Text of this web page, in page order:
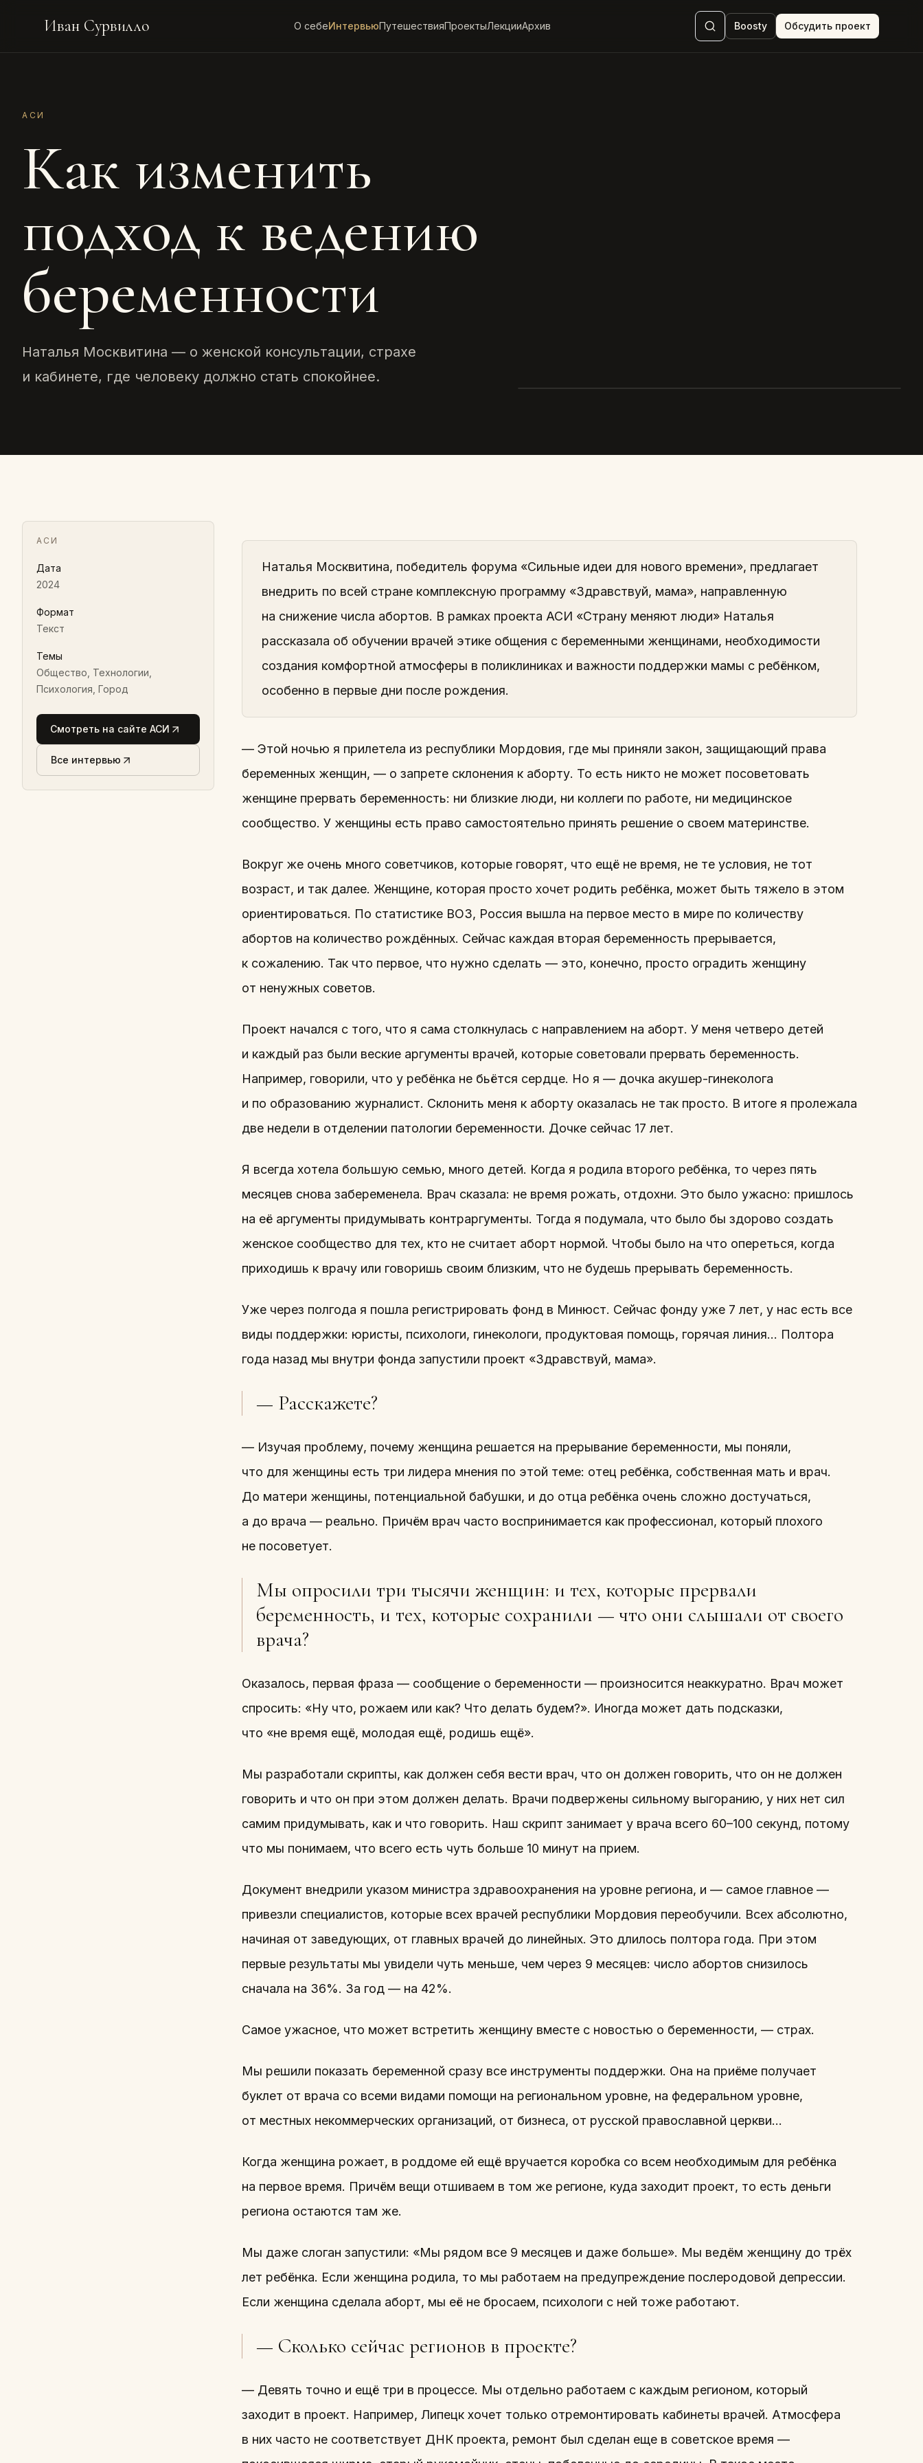
Иван Сурвилло О себеИнтервьюПутешествияПроектыЛекцииАрхив Boosty Обсудить проект
АСИ
Как изменить
подход к ведению
беременности
Наталья Москвитина — о женской консультации, страхе
и кабинете, где человеку должно стать спокойнее.
беременности
АСИ
Дата
2024
Формат
Текст
Темы
Общество, Технологии,
Психология, Город
Смотреть на сайте АСИ
Все интервью
Наталья Москвитина, победитель форума «Сильные идеи для нового времени», предлагает
внедрить по всей стране комплексную программу «Здравствуй, мама», направленную
на снижение числа абортов. В рамках проекта АСИ «Страну меняют люди» Наталья
рассказала об обучении врачей этике общения с беременными женщинами, необходимости
создания комфортной атмосферы в поликлиниках и важности поддержки мамы с ребёнком,
особенно в первые дни после рождения.
— Этой ночью я прилетела из республики Мордовия, где мы приняли закон, защищающий права
беременных женщин, — о запрете склонения к аборту. То есть никто не может посоветовать
женщине прервать беременность: ни близкие люди, ни коллеги по работе, ни медицинское
сообщество. У женщины есть право самостоятельно принять решение о своем материнстве.
Вокруг же очень много советчиков, которые говорят, что ещё не время, не те условия, не тот
возраст, и так далее. Женщине, которая просто хочет родить ребёнка, может быть тяжело в этом
ориентироваться. По статистике ВОЗ, Россия вышла на первое место в мире по количеству
абортов на количество рождённых. Сейчас каждая вторая беременность прерывается,
к сожалению. Так что первое, что нужно сделать — это, конечно, просто оградить женщину
от ненужных советов.
Проект начался с того, что я сама столкнулась с направлением на аборт. У меня четверо детей
и каждый раз были веские аргументы врачей, которые советовали прервать беременность.
Например, говорили, что у ребёнка не бьётся сердце. Но я — дочка акушер-гинеколога
и по образованию журналист. Склонить меня к аборту оказалась не так просто. В итоге я пролежала
две недели в отделении патологии беременности. Дочке сейчас 17 лет.
Я всегда хотела большую семью, много детей. Когда я родила второго ребёнка, то через пять
месяцев снова забеременела. Врач сказала: не время рожать, отдохни. Это было ужасно: пришлось
на её аргументы придумывать контраргументы. Тогда я подумала, что было бы здорово создать
женское сообщество для тех, кто не считает аборт нормой. Чтобы было на что опереться, когда
приходишь к врачу или говоришь своим близким, что не будешь прерывать беременность.
Уже через полгода я пошла регистрировать фонд в Минюст. Сейчас фонду уже 7 лет, у нас есть все
виды поддержки: юристы, психологи, гинекологи, продуктовая помощь, горячая линия… Полтора
года назад мы внутри фонда запустили проект «Здравствуй, мама».
— Расскажете?
— Изучая проблему, почему женщина решается на прерывание беременности, мы поняли,
что для женщины есть три лидера мнения по этой теме: отец ребёнка, собственная мать и врач.
До матери женщины, потенциальной бабушки, и до отца ребёнка очень сложно достучаться,
а до врача — реально. Причём врач часто воспринимается как профессионал, который плохого
не посоветует.
Мы опросили три тысячи женщин: и тех, которые прервали
беременность, и тех, которые сохранили — что они слышали от своего
врача?
Оказалось, первая фраза — сообщение о беременности — произносится неаккуратно. Врач может
спросить: «Ну что, рожаем или как? Что делать будем?». Иногда может дать подсказки,
что «не время ещё, молодая ещё, родишь ещё».
Мы разработали скрипты, как должен себя вести врач, что он должен говорить, что он не должен
говорить и что он при этом должен делать. Врачи подвержены сильному выгоранию, у них нет сил
самим придумывать, как и что говорить. Наш скрипт занимает у врача всего 60–100 секунд, потому
что мы понимаем, что всего есть чуть больше 10 минут на прием.
Документ внедрили указом министра здравоохранения на уровне региона, и — самое главное —
привезли специалистов, которые всех врачей республики Мордовия переобучили. Всех абсолютно,
начиная от заведующих, от главных врачей до линейных. Это длилось полтора года. При этом
первые результаты мы увидели чуть меньше, чем через 9 месяцев: число абортов снизилось
сначала на 36%. За год — на 42%.
Самое ужасное, что может встретить женщину вместе с новостью о беременности, — страх.
Мы решили показать беременной сразу все инструменты поддержки. Она на приёме получает
буклет от врача со всеми видами помощи на региональном уровне, на федеральном уровне,
от местных некоммерческих организаций, от бизнеса, от русской православной церкви…
Когда женщина рожает, в роддоме ей ещё вручается коробка со всем необходимым для ребёнка
на первое время. Причём вещи отшиваем в том же регионе, куда заходит проект, то есть деньги
региона остаются там же.
Мы даже слоган запустили: «Мы рядом все 9 месяцев и даже больше». Мы ведём женщину до трёх
лет ребёнка. Если женщина родила, то мы работаем на предупреждение послеродовой депрессии.
Если женщина сделала аборт, мы её не бросаем, психологи с ней тоже работают.
— Сколько сейчас регионов в проекте?
— Девять точно и ещё три в процессе. Мы отдельно работаем с каждым регионом, который
заходит в проект. Например, Липецк хочет только отремонтировать кабинеты врачей. Атмосфера
в них часто не соответствует ДНК проекта, ремонт был сделан еще в советское время —